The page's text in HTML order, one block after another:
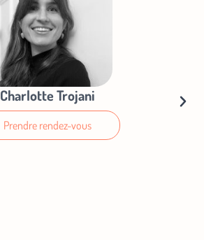
Charlotte Trojani
Prendre rendez-vous